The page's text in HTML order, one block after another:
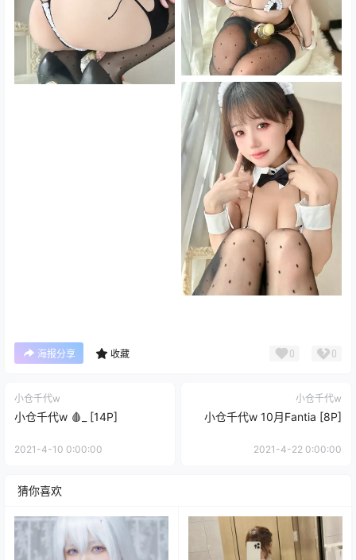
海报分享 收藏 0 0
小仓千代w
小仓千代w 🩸_ [14P]
2021-4-10 0:00:00
小仓千代w
小仓千代w 10月Fantia [8P]
2021-4-22 0:00:00
猜你喜欢